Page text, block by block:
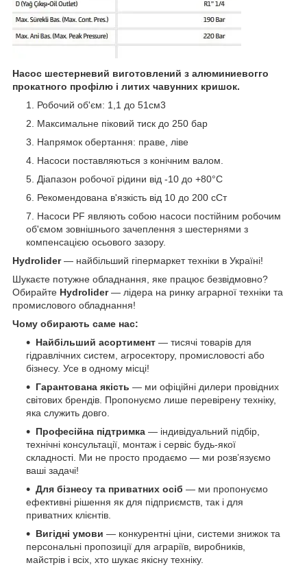
Насос шестерневий виготовлений з алюминиевогго
прокатного профілю і литих чавунних кришок.
Робочий об'єм: 1,1 до 51см3
Максимальне піковий тиск до 250 бар
Напрямок обертання: праве, ліве
Насоси поставляються з конічним валом.
Діапазон робочої рідини від -10 до +80°C
Рекомендована в'язкість від 10 до 200 сСт
Насоси PF являють собою насоси постійним робочим
об'ємом зовнішнього зачеплення з шестернями з
компенсацією осьового зазору.
Hydrolider— найбільший гіпермаркет техніки в Україні!
Шукаєте потужне обладнання, яке працює безвідмовно?
Обирайте Hydrolider— лідера на ринку аграрної техніки та
промислового обладнання!
Чому обирають саме нас:
Найбільший асортимент — тисячі товарів для
гідравлічних систем, агросектору, промисловості або
бізнесу. Усе в одному місці!
Гарантована якість — ми офіційні дилери провідних
світових брендів. Пропонуємо лише перевірену техніку,
яка служить довго.
Професійна підтримка — індивідуальний підбір,
технічні консультації, монтаж і сервіс будь-якої
складності. Ми не просто продаємо — ми розв’язуємо
ваші задачі!
Для бізнесу та приватних осіб — ми пропонуємо
ефективні рішення як для підприємств, так і для
приватних клієнтів.
Вигідні умови — конкурентні ціни, системи знижок та
персональні пропозиції для аграріїв, виробників,
майстрів і всіх, хто шукає якісну техніку.